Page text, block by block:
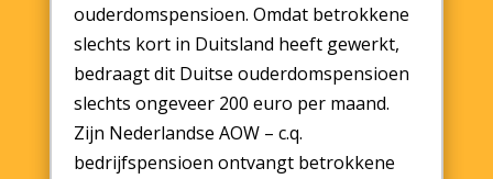
ouderdomspensioen. Omdat betrokkene
slechts kort in Duitsland heeft gewerkt,
bedraagt dit Duitse ouderdomspensioen
slechts ongeveer 200 euro per maand.
Zijn Nederlandse AOW – c.q.
bedrijfspensioen ontvangt betrokkene